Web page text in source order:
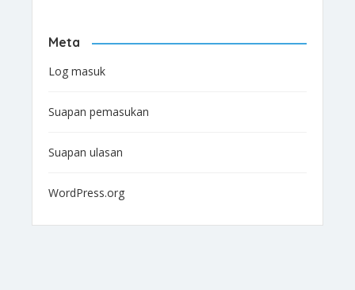
Meta
Log masuk
Suapan pemasukan
Suapan ulasan
WordPress.org